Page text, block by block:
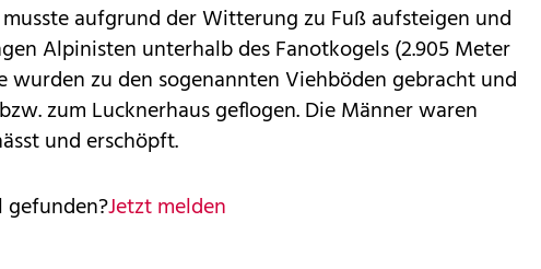
aufgrund der Witterung zu Fuß aufsteigen und
Alpinisten unterhalb des Fanotkogels (2.905 Meter
wurden zu den sogenannten Viehböden gebracht und
zum Lucknerhaus geflogen. Die Männer waren
und erschöpft.
gefunden?Jetzt melden